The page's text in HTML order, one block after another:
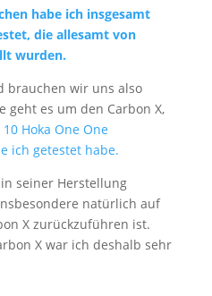
habe ich insgesamt
die allesamt von
wurden.
brauchen wir uns also
es um den Carbon X,
Hoka One One
ich getestet habe.
seiner Herstellung
natürlich auf
X zurückzuführen ist.
X war ich deshalb sehr